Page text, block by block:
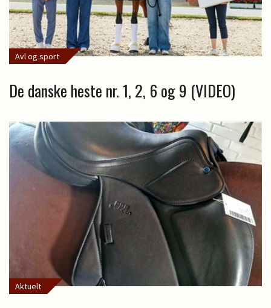
Avl og sport
De danske heste nr. 1, 2, 6 og 9 (VIDEO)
Aktuelt